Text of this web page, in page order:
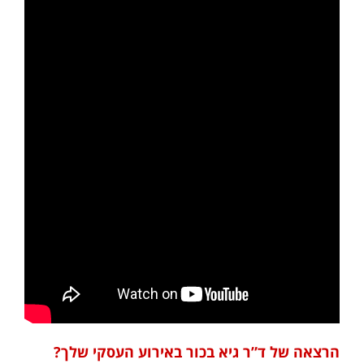
הרצאה של ד”ר גיא בכור באירוע העסקי שלך?